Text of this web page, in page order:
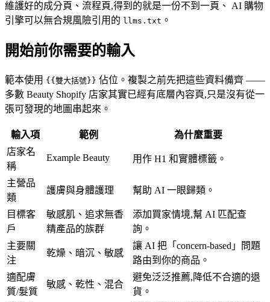
維護好的成分頁、流程頁,得到的就是一份不到一頁、 AI 購物
引擎可以無合規風險引用的 llms.txt 。
開始前你需要的輸入
範本使用 {{雙大括號}} 佔位。複製之前先把這些資料備齊 ——
多數 Beauty Shopify 店家其實已經有底層內容頁,只是沒有從一
張可發現的地圖串起來。
輸入項 範例
為什麼重要
店家名
稱
Example Beauty 用作 H1 和實體標籤。
主營品
類
護膚與身體護理 幫助 AI 一眼歸類。
目標客
戶
敏感肌、追求無香
精產品的族群
添加買家情境,幫 AI 匹配查
詢。
主要關
注
乾燥、暗沉、敏感
讓 AI 把「concern-based」問題
路由到你的商品。
適配膚
質/髮質
敏感、乾性、混合
避免泛泛推薦,降低不合適的退
貨。